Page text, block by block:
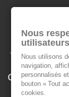
Categorie
Nous
Nous utilisons
navigation,
personnalisés
bouton « Tout
cookies.